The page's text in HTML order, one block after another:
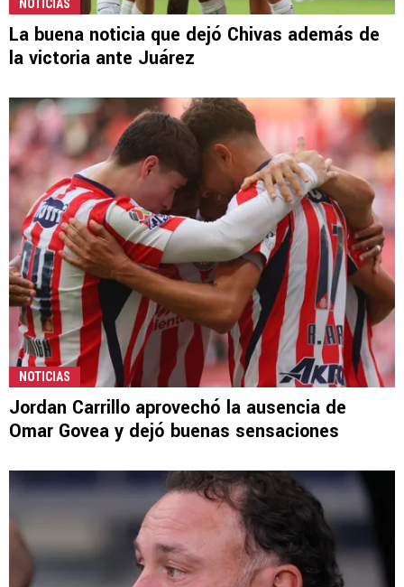
NOTICIAS
La buena noticia que dejó Chivas además de
la victoria ante Juárez
NOTICIAS
Jordan Carrillo aprovechó la ausencia de
Omar Govea y dejó buenas sensaciones